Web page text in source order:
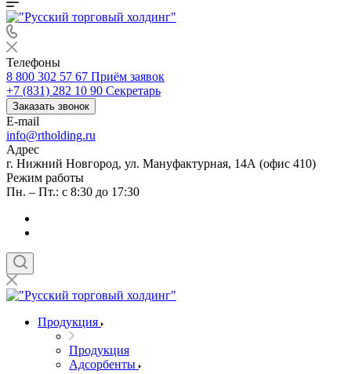
Телефоны
8 800 302 57 67 Приём заявок
+7 (831) 282 10 90 Секретарь
Заказать звонок
E-mail
info@rtholding.ru
Адрес
г. Нижний Новгород, ул. Мануфактурная, 14А (офис 410)
Режим работы
Пн. – Пт.: с 8:30 до 17:30
Продукция
Продукция
Адсорбенты